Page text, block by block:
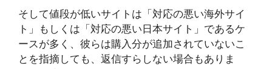
そして値段が低いサイトは「対応の悪い海外サイ
ト」もしくは「対応の悪い日本サイト」であるケ
ースが多く、彼らは購入分が追加されていないこ
とを指摘しても、返信すらしない場合もありま